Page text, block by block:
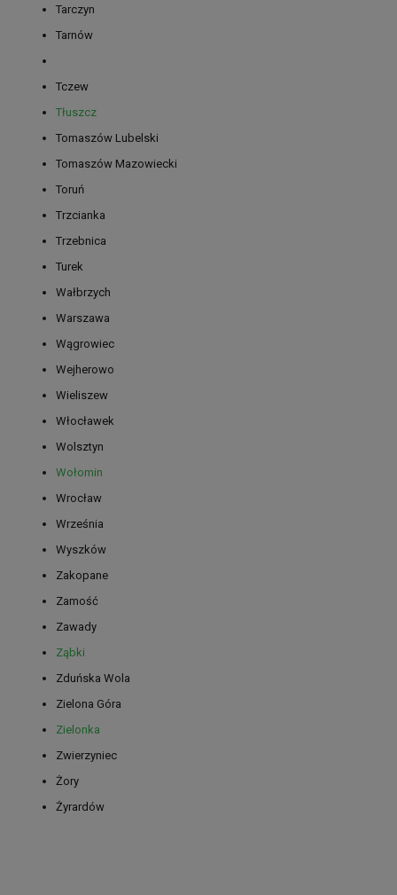
Tarczyn
Tarnów
Tczew
Tłuszcz
Tomaszów Lubelski
Tomaszów Mazowiecki
Toruń
Trzcianka
Trzebnica
Turek
Wałbrzych
Warszawa
Wągrowiec
Wejherowo
Wieliszew
Włocławek
Wolsztyn
Wołomin
Wrocław
Września
Wyszków
Zakopane
Zamość
Zawady
Ząbki
Zduńska Wola
Zielona Góra
Zielonka
Zwierzyniec
Żory
Żyrardów